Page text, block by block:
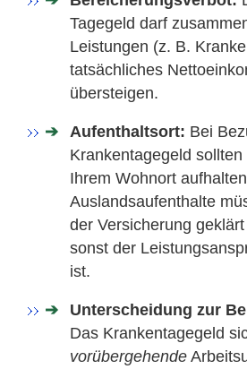
Tagegeld darf
Leistungen (z. B.
tatsächliches
übersteigen.
Aufenthaltsort: Bei
Krankentagegeld sollten
Ihrem Wohnort
Auslandsaufenthalte
der Versicherung
sonst der
ist.
Unterscheidung zur
Das Krankentagegeld
vorübergehende